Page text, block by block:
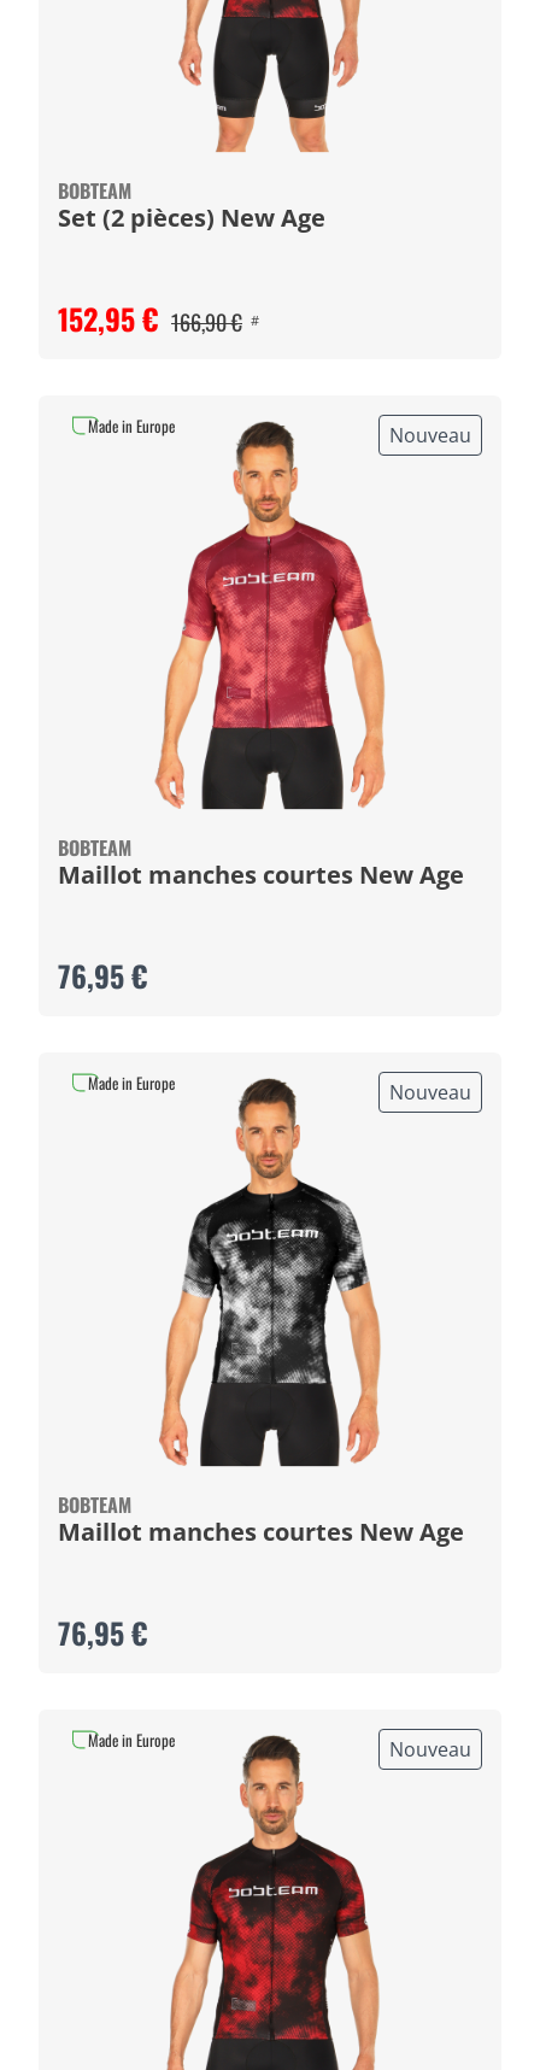
BOBTEAM
Set (2 pièces) New Age
152,95 € 166,90 € #
Nouveau
BOBTEAM
Maillot manches courtes New Age
76,95 €
Made in Europe
Nouveau
BOBTEAM
Maillot manches courtes New Age
76,95 €
Made in Europe
Nouveau
Made in Europe